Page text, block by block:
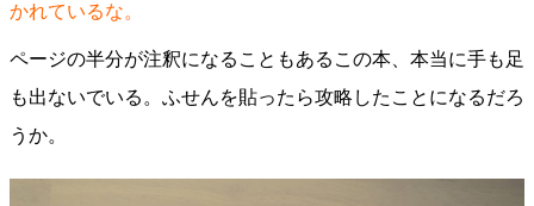
かれているな。
ページの半分が注釈になることもあるこの本、本当に手も足
も出ないでいる。ふせんを貼ったら攻略したことになるだろ
うか。